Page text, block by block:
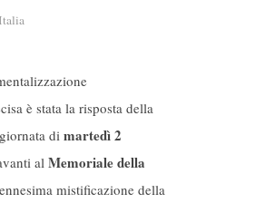
è stata la risposta della
dimartedì 2
al Memoriale della
mistificazione della